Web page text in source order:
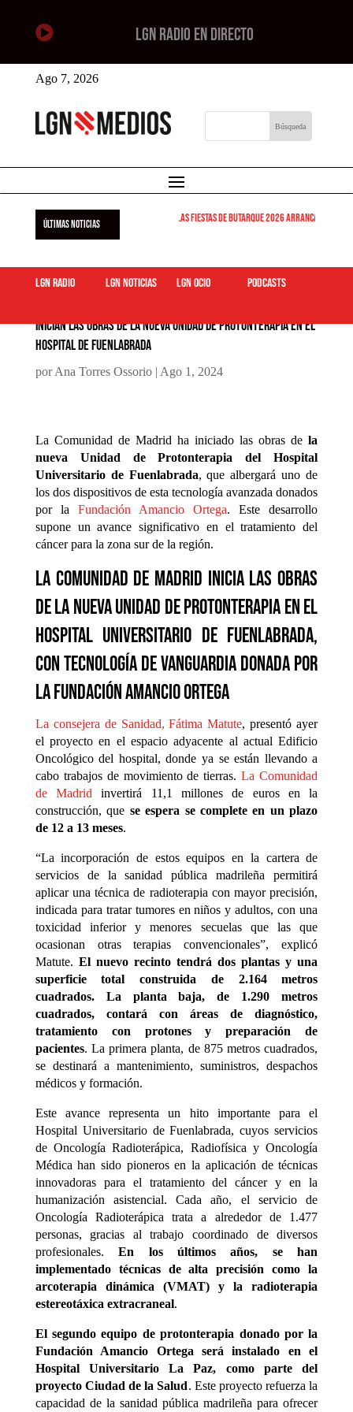
 LGN RADIO EN DIRECTO
Ago 7, 2026
ÚLTIMAS NOTICIAS Las Fiestas de Butarque 2026 arrancan este
LGN Radio LGN Noticias LGN ocio podcasts
Inician las obras de la nueva unidad de Protonterapia en el
Hospital de Fuenlabrada
porAna Torres Ossorio| Ago 1, 2024
La Comunidad de Madrid ha iniciado las obras dela
nueva Unidad de Protonterapia del Hospital
Universitario de Fuenlabrada, que albergará uno de
los dos dispositivos de esta tecnología avanzada donados
por la Fundación Amancio Ortega. Este desarrollo
supone un avance significativo en el tratamiento del
cáncer para la zona sur de la región.
La Comunidad de Madrid inicia las obras
de la nueva Unidad de Protonterapia en el
Hospital Universitario de Fuenlabrada,
con tecnología de vanguardia donada por
la Fundación Amancio Ortega
La consejera de Sanidad, Fátima Matute, presentó ayer
el proyecto en el espacio adyacente al actual Edificio
Oncológico del hospital, donde ya se están llevando a
cabo trabajos de movimiento de tierras.La Comunidad
de Madrid invertirá 11,1 millones de euros en la
construcción, que se espera se complete en un plazo
de 12 a 13 meses.
“La incorporación de estos equipos en la cartera de
servicios de la sanidad pública madrileña permitirá
aplicar una técnica de radioterapia con mayor precisión,
indicada para tratar tumores en niños y adultos, con una
toxicidad inferior y menores secuelas que las que
ocasionan otras terapias convencionales”, explicó
Matute. El nuevo recinto tendrá dos plantas y una
superficie total construida de 2.164 metros
cuadrados. La planta baja, de 1.290 metros
cuadrados, contará con áreas de diagnóstico,
tratamiento con protones y preparación de
pacientes. La primera planta, de 875 metros cuadrados,
se destinará a mantenimiento, suministros, despachos
médicos y formación.
Este avance representa un hito importante para el
Hospital Universitario de Fuenlabrada, cuyos servicios
de Oncología Radioterápica, Radiofísica y Oncología
Médica han sido pioneros en la aplicación de técnicas
innovadoras para el tratamiento del cáncer y en la
humanización asistencial. Cada año, el servicio de
Oncología Radioterápica trata a alrededor de 1.477
personas, gracias al trabajo coordinado de diversos
profesionales.En los últimos años, se han
implementado técnicas de alta precisión como la
arcoterapia dinámica (VMAT) y la radioterapia
estereotáxica extracraneal.
El segundo equipo de protonterapia donado por la
Fundación Amancio Ortega será instalado en el
Hospital Universitario La Paz, como parte del
proyecto Ciudad de la Salud. Este proyecto refuerza la
capacidad de la sanidad pública madrileña para ofrecer